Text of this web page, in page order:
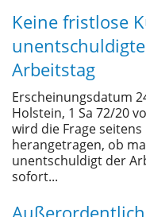
Keine fristlose
Arbeitstag
Erscheinungsdatum
Holstein, 1 Sa 72/20
wird die Frage
herangetragen, ob
unentschuldigt der
sofort...